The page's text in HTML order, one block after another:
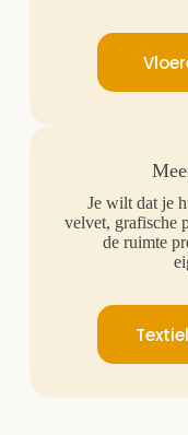
Je wilt dat je
velvet, grafische
de ruimte